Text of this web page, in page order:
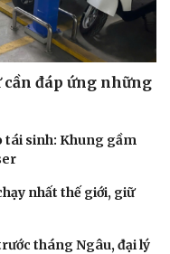
cần đáp ứng những
tái sinh: Khung gầm
nhất thế giới, giữ
tháng Ngâu, đại lý